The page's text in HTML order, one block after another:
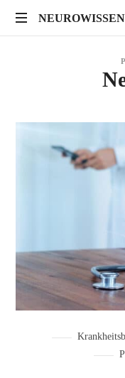
Prävention